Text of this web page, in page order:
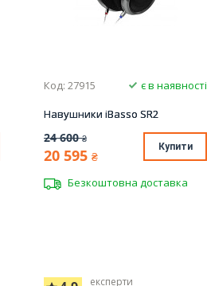
Код: 27915
є в наявності
Навушники iBasso SR2
24 600 ₴
20 595 ₴
Купити
Безкоштовна доставка
експерти